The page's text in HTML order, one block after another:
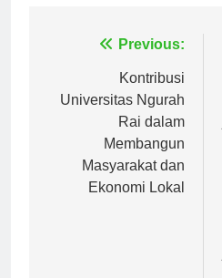
pos
Kontribusi
Universitas Ngurah
Rai dalam
Membangun
Masyarakat dan